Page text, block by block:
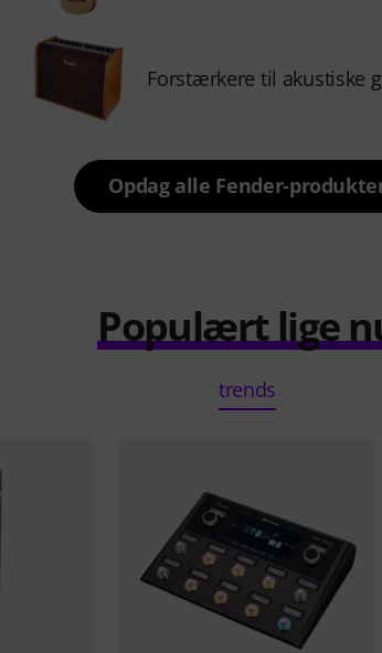
Forstærkere til akustiske
Opdag alle Fender-
Populært lige
trends